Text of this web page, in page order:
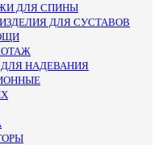
ДЛЯ СПИНЫ
ДЛЯ СУСТАВОВ
НАДЕВАНИЯ